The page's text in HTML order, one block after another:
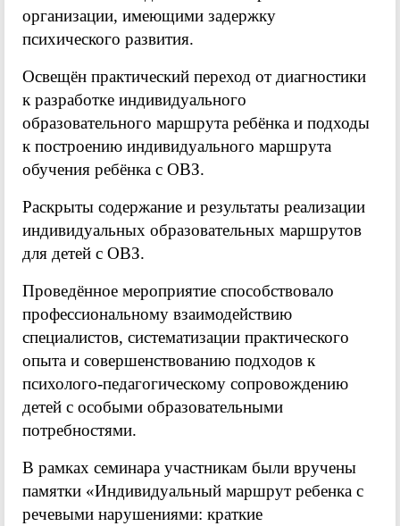
организации, имеющими задержку
психического развития.
Освещён практический переход от диагностики
к разработке индивидуального
образовательного маршрута ребёнка и подходы
к построению индивидуального маршрута
обучения ребёнка с ОВЗ.
Раскрыты содержание и результаты реализации
индивидуальных образовательных маршрутов
для детей с ОВЗ.
Проведённое мероприятие способствовало
профессиональному взаимодействию
специалистов, систематизации практического
опыта и совершенствованию подходов к
психолого-педагогическому сопровождению
детей с особыми образовательными
потребностями.
В рамках семинара участникам были вручены
памятки «Индивидуальный маршрут ребенка с
речевыми нарушениями: краткие